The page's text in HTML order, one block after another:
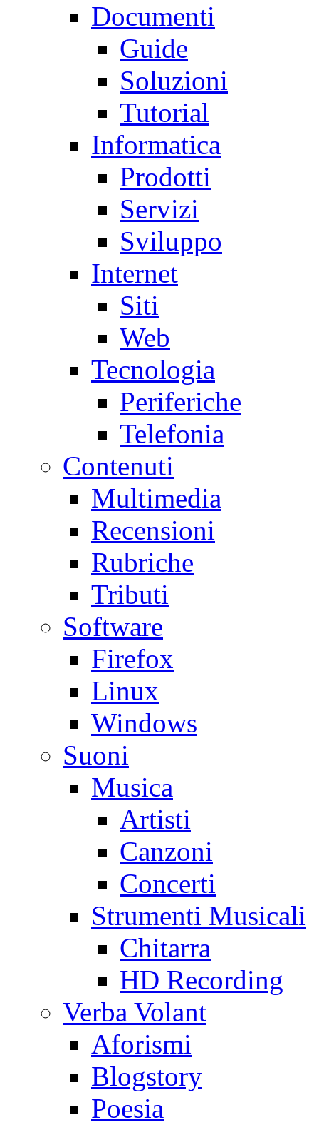
Documenti
Guide
Soluzioni
Tutorial
Informatica
Prodotti
Servizi
Sviluppo
Internet
Siti
Web
Tecnologia
Periferiche
Telefonia
Contenuti
Multimedia
Recensioni
Rubriche
Tributi
Software
Firefox
Linux
Windows
Suoni
Musica
Artisti
Canzoni
Concerti
Strumenti Musicali
Chitarra
HD Recording
Verba Volant
Aforismi
Blogstory
Poesia